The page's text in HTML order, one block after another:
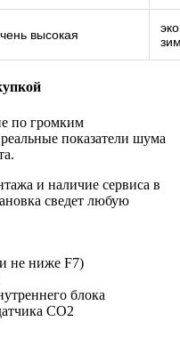
высокая
по громким
показатели шума
и наличие сервиса в
сведет любую
не ниже F7)
блока
CO2